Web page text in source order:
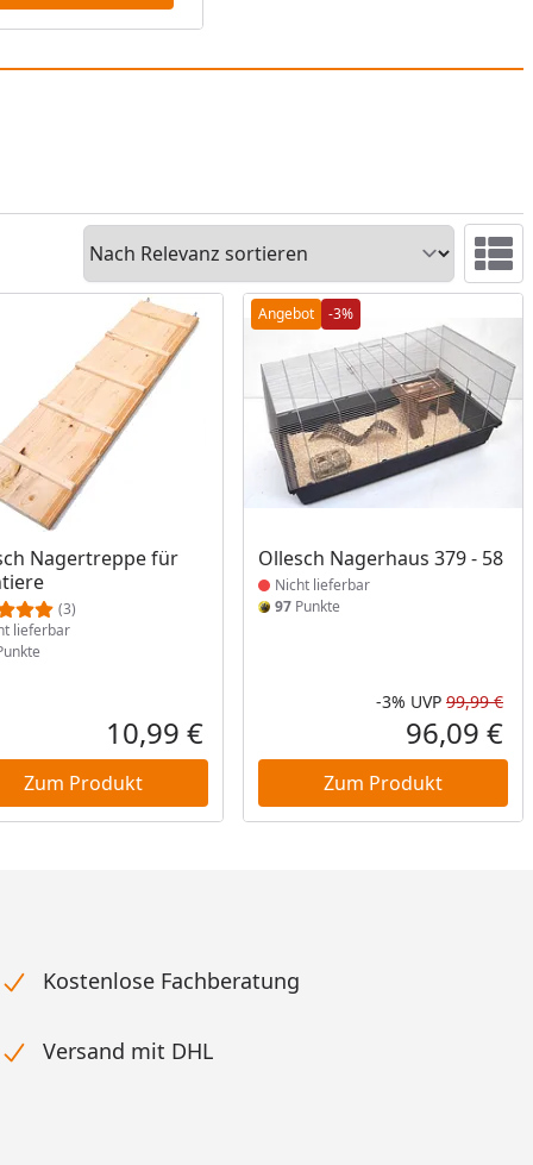
Sortieren
Nagertreppe für
(3)
nicht lieferbar
lieferbar
Aktueller Preis
10,99 €
Zum Produkt
Angebot -3%
Ollesch Nagerhaus 379 - 58
Produkt nicht lieferbar
Nicht lieferbar
97 Punkte
-3% UVP 99,99 €
96,09 €
Zum Produkt
Kostenlose Fachberatung
Versand mit DHL